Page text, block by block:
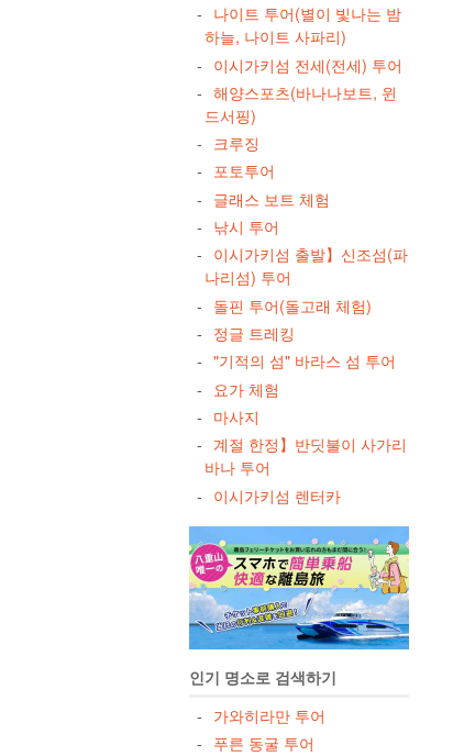
나이트 투어(별이 빛나는 밤
하늘, 나이트 사파리)
이시가키섬 전세(전세) 투어
해양스포츠(바나나보트, 윈
드서핑)
크루징
포토투어
글래스 보트 체험
낚시 투어
이시가키섬 출발】신조섬(파
나리섬) 투어
돌핀 투어(돌고래 체험)
정글 트레킹
"기적의 섬" 바라스 섬 투어
요가 체험
마사지
계절 한정】반딧불이 사가리
바나 투어
이시가키섬 렌터카
인기 명소로 검색하기
가와히라만 투어
푸른 동굴 투어